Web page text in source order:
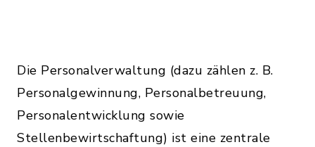
Die Personalverwaltung (dazu zählen z. B.
Personalgewinnung, Personalbetreuung,
Personalentwicklung sowie
Stellenbewirtschaftung) ist eine zentrale